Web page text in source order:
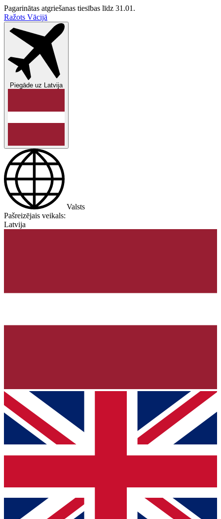
Pagarinātas atgriešanas tiesības līdz 31.01.
Ražots Vācijā
Piegāde uz Latvija
Valsts
Pašreizējais veikals:
Latvija